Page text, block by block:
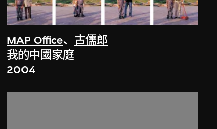
MAP Office、 古儒郎
我的中國家庭
2004